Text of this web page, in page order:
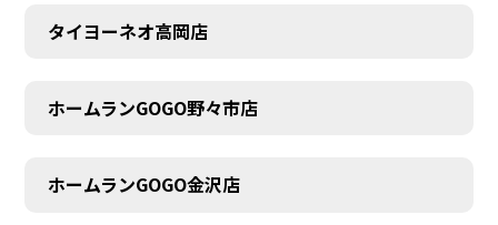
タイヨーネオ高岡店
ホームランGOGO野々市店
ホームランGOGO金沢店